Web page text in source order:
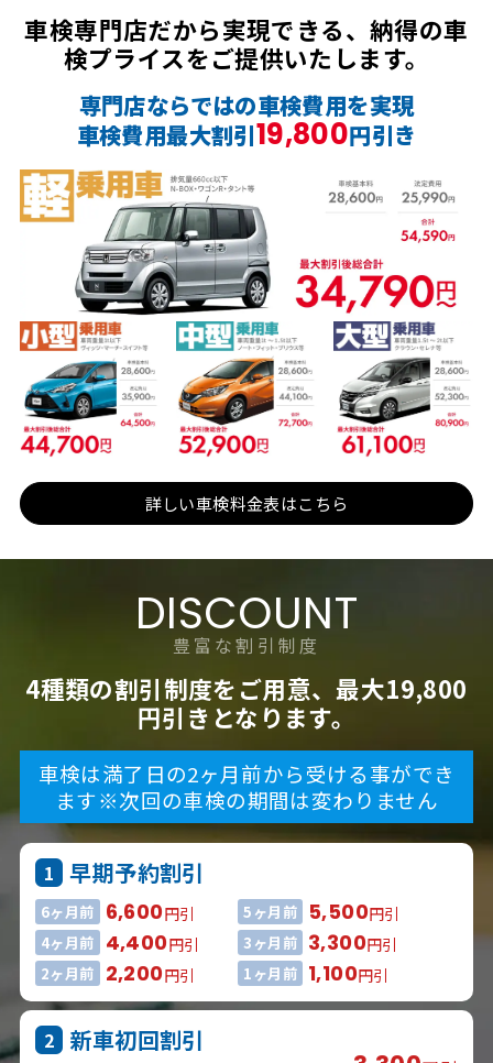
車検専門店だから実現できる、納得の車
検プライスをご提供いたします。
専門店ならではの車検費用を実現
車検費用最大割引19,800円引き
詳しい車検料金表はこちら
DISCOUNT
豊富な割引制度
4種類の割引制度をご用意、最大19,800
円引きとなります。
車検は満了日の2ヶ月前から受ける事ができ
ます※次回の車検の期間は変わりません
1 早期予約割引
6ヶ月前 6,600円引 5ヶ月前 5,500円引
4ヶ月前 4,400円引 3ヶ月前 3,300円引
2ヶ月前 2,200円引 1ヶ月前 1,100円引
2 新車初回割引